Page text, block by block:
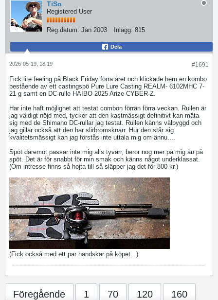
TiSo
Registered User
Reg.datum: Jan 2003 Inlägg: 815
Dela
#1691
2026-05-19, 18:19
Fick lite feeling på Black Friday förra året och klickade hem en kombo
bestående av ett castingspö Pure Lure Casting REALM- 6102MHC 7-
21 g samt en DC-rulle HAIBO 2025 Arize CYBER-Z.
Har inte haft möjlighet att testat combon förrän förra veckan. Rullen är
jag väldigt nöjd med, tycker att den kastmässigt definitivt kan mäta
sig med de Shimano DC-rullar jag testat. Rullen känns välbyggd och
jag gillar också att den har slirbromsknarr. Hur den står sig
kvalitetsmässigt kan jag förstås inte uttala mig om ännu....
Spöt däremot passar inte mig alls tyvärr, beror nog mer på mig än på
spöt. Det är för snabbt för min smak och känns något underklassat.
(Om intresse finns så hojta till så släpper jag det för 800 kr.)
(Fick också med ett par handskar på köpet...)
Föregående 1 70 120 160